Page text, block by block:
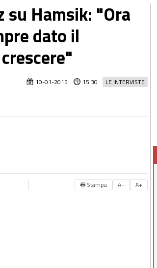
su Hamsik: "Ora
dato il
LE INTERVISTE
10-01-2015 15:30
🖶 Stampa A− A+